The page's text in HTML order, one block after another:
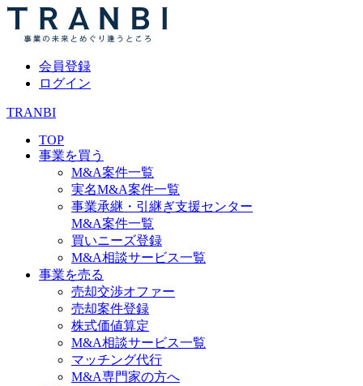
会員登録
ログイン
TRANBI
TOP
事業を買う
M&A案件一覧
実名M&A案件一覧
事業承継・引継ぎ支援センター
M&A案件一覧
買いニーズ登録
M&A相談サービス一覧
事業を売る
売却交渉オファー
売却案件登録
株式価値算定
M&A相談サービス一覧
マッチング代行
M&A専門家の方へ